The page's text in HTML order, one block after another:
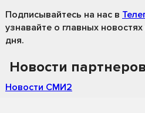
Подписывайтесь на нас в
узнавайте о главных
дня.
Новости партнеров
Новости СМИ2